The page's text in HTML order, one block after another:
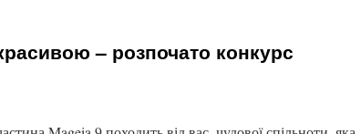
– розпочато конкурс